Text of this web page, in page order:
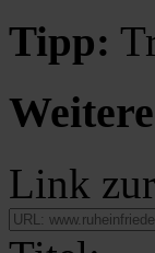
Tipp:
Link